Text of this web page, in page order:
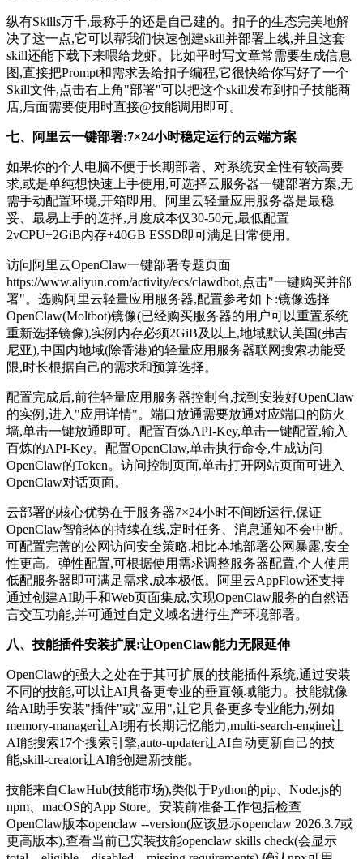
纵有Skills万千,最称手的还是自己建的。扣子的生态完美地解
决了这一点,它可以帮我们快速创建skill并部署上线,并且这套
skill还能下载下来喂给龙虾。比如平时写文章常需要生成信息
图,直接把Prompt和需求丢给扣子编程,它很快给你写好了一个
Skill文件,点击右上角"部署"可以把这个skill发布到扣子技能商
店,后面需要使用时直接@技能调用即可。
七、阿里云一键部署:7×24小时稳定运行的云端方案
如果你的个人电脑不便于长期部署、对系统安全性有较高要
求,或是单纯想快速上手使用,可选择云服务器一键部署方案,无
需手动配置环境,开箱即用。阿里云轻量应用服务器是最稳
妥、最易上手的选择,月度成本仅30-50元,最低配置
2vCPU+2GiB内存+40GB ESSD即可满足日常使用。
访问阿里云OpenClaw一键部署专题页面
https://www.aliyun.com/activity/ecs/clawdbot,点击"一键购买并部
署"。选购阿里云轻量应用服务器,配置参考如下:镜像选择
OpenClaw(Moltbot)镜像(已经购买服务器的用户可以重置系统
重新选择镜像),实例内存必须2GiB及以上,地域默认美国(弗吉
尼亚),中国内地域(除香港)的轻量应用服务器联网搜索功能受
限,时长根据自己的需求和预算选择。
配置完成后,前往轻量应用服务器控制台,找到安装好OpenClaw
的实例,进入"应用详情"。端口放通需要放通对应端口的防火
墙,单击一键放通即可。配置百炼API-Key,单击一键配置,输入
百炼的API-Key。配置OpenClaw,单击执行命令,生成访问
OpenClaw的Token。访问控制页面,单击打开网站页面可进入
OpenClaw对话页面。
云部署的核心优势在于服务器7×24小时不间断运行,保证
OpenClaw智能体的持续在线,定时任务、消息通知不会中断。
可配置完善的公网访问安全策略,相比本地部署公网暴露,安全
性更高。弹性配置,可根据使用需求调整服务器配置,个人使用
低配服务器即可满足需求,成本极低。阿里云AppFlow还支持
通过创建AI助手和Web页面集成,实现OpenClaw服务的自然语
言交互功能,并可通过自定义域名进行生产环境部署。
八、技能插件安装扩展:让OpenClaw能力无限延伸
OpenClaw的强大之处在于其可扩展的技能插件系统,通过安装
不同的技能,可以让AI具备更专业的垂直领域能力。技能就像
给AI助手安装"插件"或"应用",让它具备更多专业能力,例如
memory-manager让AI拥有长期记忆能力,multi-search-engine让
AI能搜索17个搜索引擎,auto-updater让AI自动更新自己的技
能,skill-creator让AI能创建新技能。
技能来自ClawHub(技能市场),类似于Python的pip、Node.js的
npm、macOS的App Store。安装前准备工作包括检查
OpenClaw版本openclaw --version(应该显示openclaw 2026.3.7或
更高版本),查看当前已安装技能openclaw skills check(会显示